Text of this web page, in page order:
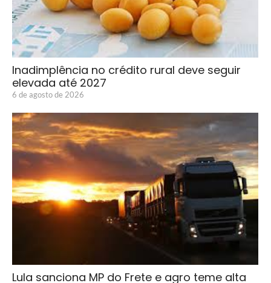
Inadimplência no crédito rural deve seguir
elevada até 2027
6 de agosto de 2026
Lula sanciona MP do Frete e agro teme alta